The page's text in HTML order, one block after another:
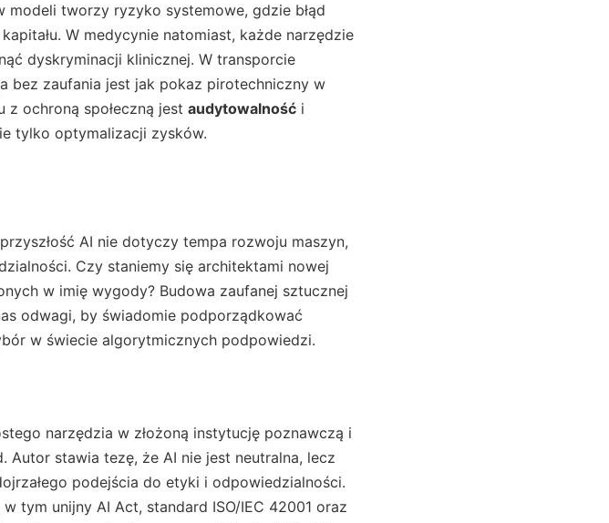
tworzy ryzyko systemowe, gdzie błąd
W medycynie natomiast, każde narzędzie
dyskryminacji klinicznej. W transporcie
bez zaufania jest jak pokaz pirotechniczny w
ochroną społeczną jest audytowalność i
tylko optymalizacji zysków.
AI nie dotyczy tempa rozwoju maszyn,
Czy staniemy się architektami nowej
w imię wygody? Budowa zaufanej sztucznej
odwagi, by świadomie podporządkować
w świecie algorytmicznych podpowiedzi.
narzędzia w złożoną instytucję poznawczą i
Autor stawia tezę, że AI nie jest neutralna, lecz
podejścia do etyki i odpowiedzialności.
tym unijny AI Act, standard ISO/IEC 42001 oraz